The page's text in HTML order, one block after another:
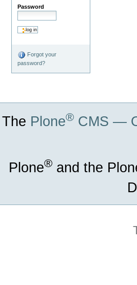
Password
Forgot your
password?
The Plone® CMS —
Plone® and the